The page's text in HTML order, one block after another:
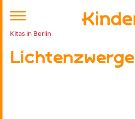
Kitas in Berlin
Lichtenzwerge